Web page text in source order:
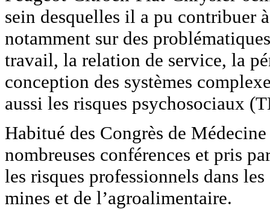
sein desquelles il a pu contribuer
notamment sur des
travail, la relation de service, la
conception des systèmes
aussi les risques psychosociaux
Habitué des Congrès de
nombreuses conférences et pris
les risques professionnels dans
mines et de l’agroalimentaire.